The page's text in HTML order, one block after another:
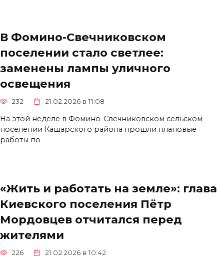
В Фомино-Свечниковском
поселении стало светлее:
заменены лампы уличного
освещения
232 21.02.2026 в 11:08
На этой неделе в Фомино-Свечниковском сельском
поселении Кашарского района прошли плановые
работы по
«Жить и работать на земле»: глава
Киевского поселения Пётр
Мордовцев отчитался перед
жителями
226 21.02.2026 в 10:42